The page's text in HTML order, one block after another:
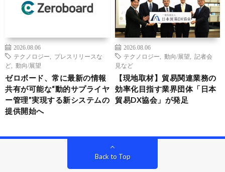
2026.08.06
テクノロジー
プレスリリースな
ど
動向/展望
ゼロボード、常に最新の情報
共有が可能な“動的サプライヤ
ー管理”実現する新システムの
提供開始へ
2026.08.06
テクノロジー
動向/展望
記者会
見など
【現地取材】貿易関連業務の
効率化目指す業界団体「日本
貿易DX協会」が発足
Back to Top